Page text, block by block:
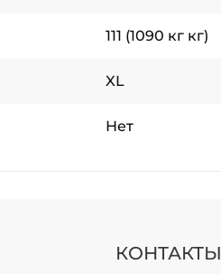
111 (1090 кг кг)
XL
Нет
КОНТАКТЫ